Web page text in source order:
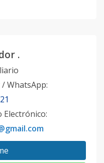
.
WhatsApp:
Electrónico: